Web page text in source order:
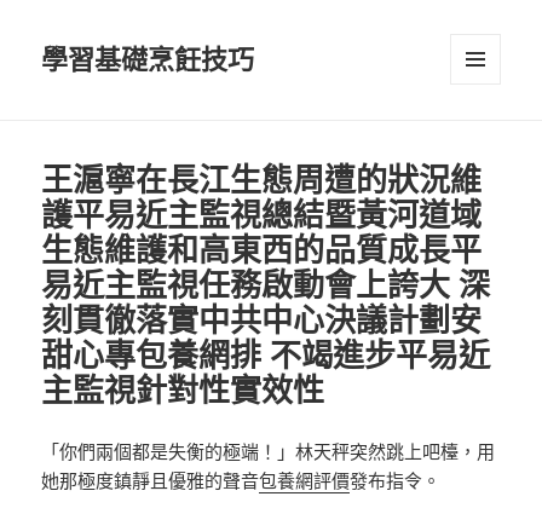
學習基礎烹飪技巧
王滬寧在長江生態周遭的狀況維
護平易近主監視總結暨黃河道域
生態維護和高東西的品質成長平
易近主監視任務啟動會上誇大 深
刻貫徹落實中共中心決議計劃安
甜心專包養網排 不竭進步平易近
主監視針對性實效性
「你們兩個都是失衡的極端！」林天秤突然跳上吧檯，用
她那極度鎮靜且優雅的聲音包養網評價發布指令。